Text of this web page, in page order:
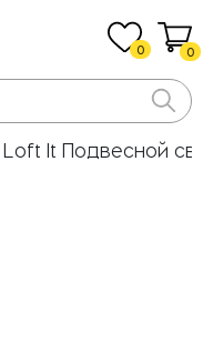
0 0
Loft It Подвесной